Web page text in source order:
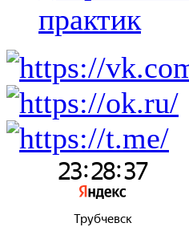
практик